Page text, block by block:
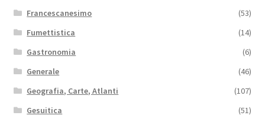
Francescanesimo
(53)
Fumettistica
(14)
Gastronomia
(6)
Generale
(46)
Geografia, Carte, Atlanti
(107)
Gesuitica
(51)